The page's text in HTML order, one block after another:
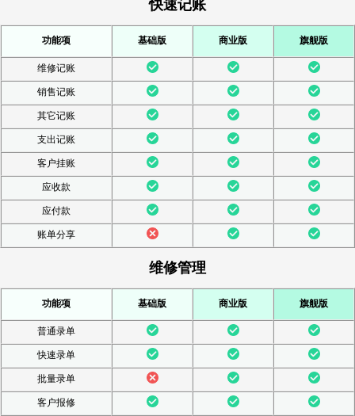
快速记账
功能项 基础版 商业版 旗舰版
维修记账
销售记账
其它记账
支出记账
客户挂账
应收款
应付款
账单分享
维修管理
功能项 基础版 商业版 旗舰版
普通录单
快速录单
批量录单
客户报修